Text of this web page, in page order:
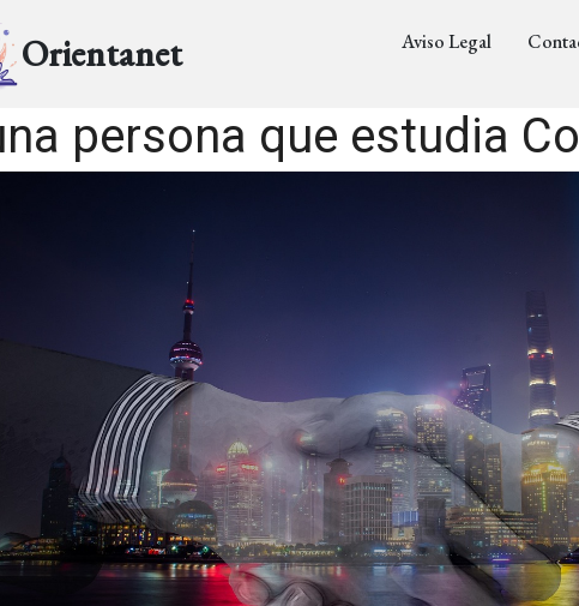
Orientanet Aviso Legal
persona que estudia